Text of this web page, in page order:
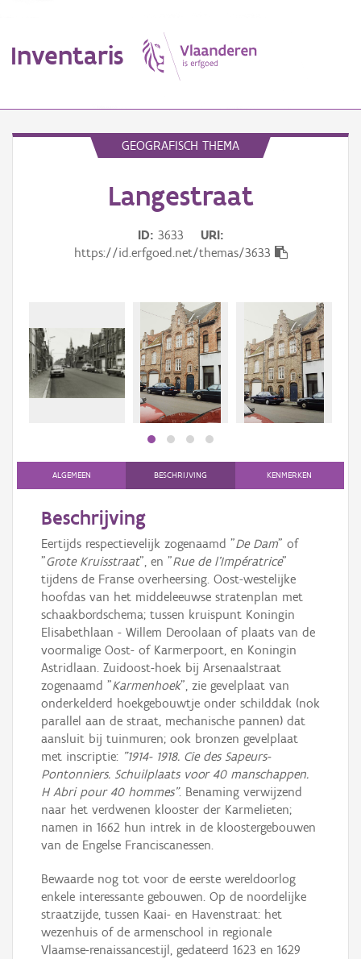
Inventaris
Gebeurtenis
Persoon of collectief
Aanmelden
GEOGRAFISCH THEMA
Langestraat
ID 3633
URI
https://id.erfgoed.net/themas/3633
ALGEMEEN BESCHRIJVING KENMERKEN
Beschrijving
Eertijds respectievelijk zogenaamd "De Dam" of
"Grote Kruisstraat", en "Rue de l'Impératrice"
tijdens de Franse overheersing. Oost-westelijke
hoofdas van het middeleeuwse stratenplan met
schaakbordschema; tussen kruispunt Koningin
Elisabethlaan - Willem Deroolaan of plaats van de
voormalige Oost- of Karmerpoort, en Koningin
Astridlaan. Zuidoost-hoek bij Arsenaalstraat
zogenaamd "Karmenhoek", zie gevelplaat van
onderkelderd hoekgebouwtje onder schilddak (nok
parallel aan de straat, mechanische pannen) dat
aansluit bij tuinmuren; ook bronzen gevelplaat
met inscriptie: "1914- 1918. Cie des Sapeurs-
Pontonniers. Schuilplaats voor 40 manschappen.
H Abri pour 40 hommes". Benaming verwijzend
naar het verdwenen klooster der Karmelieten;
namen in 1662 hun intrek in de kloostergebouwen
van de Engelse Franciscanessen.
Bewaarde nog tot voor de eerste wereldoorlog
enkele interessante gebouwen. Op de noordelijke
straatzijde, tussen Kaai- en Havenstraat: het
wezenhuis of de armenschool in regionale
Vlaamse-renaissancestijl, gedateerd 1623 en 1629